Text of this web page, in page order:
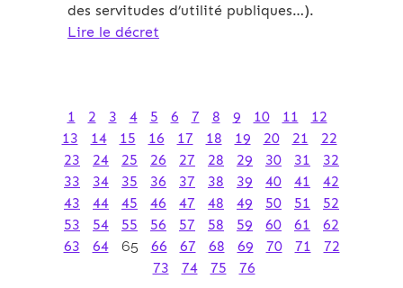
des servitudes d’utilité publiques…).
Lire le décret
1 2 3 4 5 6 7 8 9 10 11
12
13
14 15 16 17 18 19 20 21
22
23
24 25 26 27 28 29 30 31
32
33
34 35 36 37 38 39 40 41
42
43
44 45 46 47 48 49 50 51
52
53
54 55 56 57 58 59 60 61
62
63
64 65 66 67 68 69 70 71
72
73
74 75 76